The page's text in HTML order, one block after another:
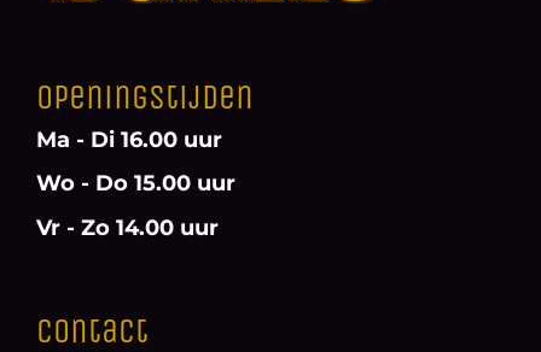
Openingstijden
Ma - Di 16.00 uur
Wo - Do 15.00 uur
Vr - Zo 14.00 uur
Contact